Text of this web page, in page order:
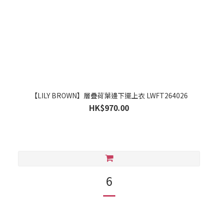
【LILY BROWN】層疊荷葉邊下擺上衣 LWFT264026
HK$970.00
6